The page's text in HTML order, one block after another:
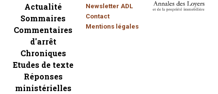
Actualité
Sommaires
Commentaires
d'arrêt
Chroniques
Etudes de texte
Réponses
ministérielles
Newsletter ADL
Contact
Mentions légales